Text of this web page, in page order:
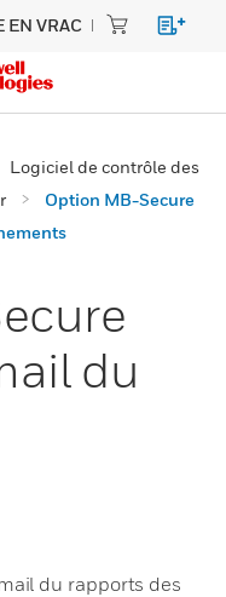
EN VRAC
Logiciel de contrôle des
Option MB-Secure
du
du rapports des